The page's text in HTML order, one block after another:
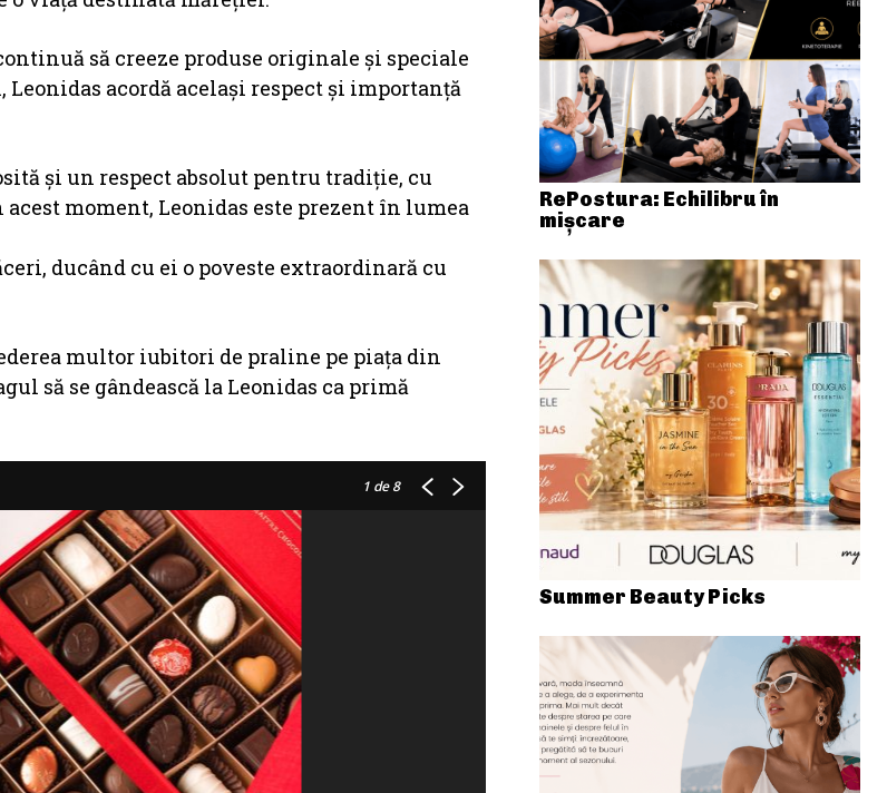
să creeze produse originale și speciale
acordă același respect și importanță
și un respect absolut pentru tradiție, cu
acest moment, Leonidas este prezent în lumea
ducând cu ei o poveste extraordinară cu
multor iubitori de praline pe piața din
să se gândească la Leonidas ca primă
1 de 8
RePostura: Echilibru în
mișcare
Summer Beauty Picks